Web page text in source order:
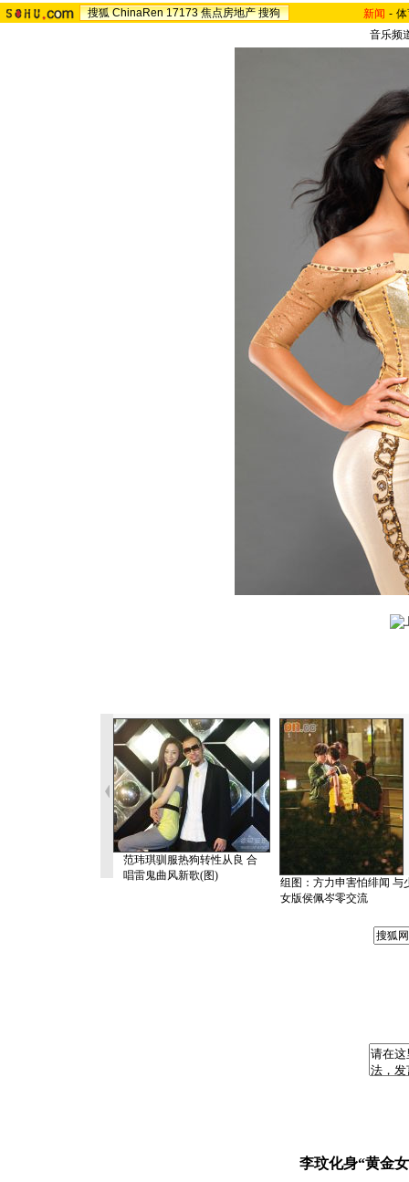
搜狐 ChinaRen 17173 焦点房地产 搜狗 新闻 -
音乐频
范玮琪驯服热狗转性从良 合
唱雷鬼曲风新歌(图)
组图：方力申害怕绯闻 与
女版侯佩岑零交流
李玟化身“黄金